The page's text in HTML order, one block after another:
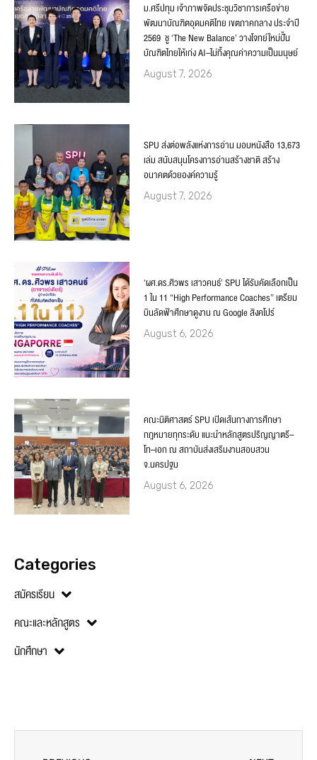
ม.ศรีปทุม เจ้าภาพจัดประชุมวิชาการเครือข่าย
พัฒนาบัณฑิตอุดมคติไทย เขตภาคกลาง ประจำปี
2569 ชู ‘The New Balance’ วางโจทย์ใหม่ปั้น
บัณฑิตไทยให้เก่ง AI–ไม่ทิ้งคุณค่าความเป็นมนุษย์
August 7, 2026
SPU ส่งต่อพลังแห่งการอ่าน มอบหนังสือ 13,673
เล่ม สนับสนุนโครงการอ่านสร้างชาติ สร้าง
อนาคตด้วยองค์ความรู้
August 7, 2026
‘ผศ.ดร.ศิวพร เสาวคนธ์’ SPU ได้รับคัดเลือกเป็น
1 ใน 11 “High Performance Coaches” เตรียม
บินลัดฟ้าศึกษาดูงาน ณ Google สิงคโปร์
August 6, 2026
คณะนิติศาสตร์ SPU เปิดเส้นทางการศึกษา
กฎหมายทุกระดับ แนะนำหลักสูตรปริญญาตรี–
โท–เอก ณ สถาบันส่งเสริมงานสอบสวน
จ.นครปฐม
August 6, 2026
Categories
สมัครเรียน
คณะและหลักสูตร
นักศึกษา